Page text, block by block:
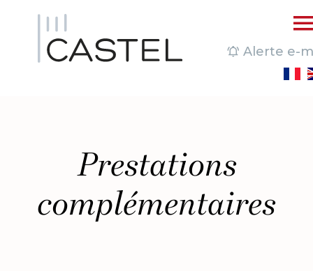
Alerte e-
Prestations
complémentaires